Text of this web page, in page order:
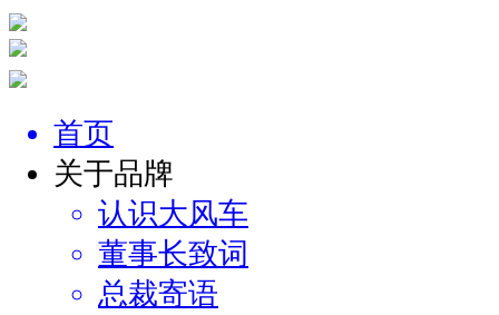
首页
关于品牌
认识大风车
董事长致词
总裁寄语